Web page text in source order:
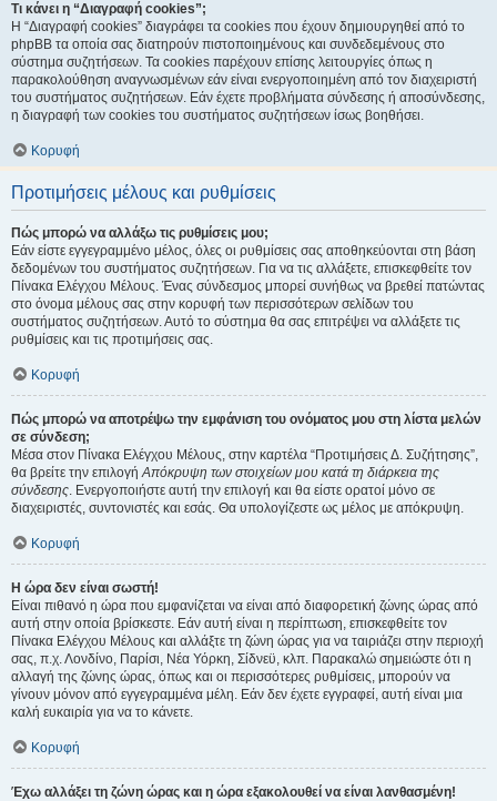
Τι κάνει η “Διαγραφή cookies”;
Η “Διαγραφή cookies” διαγράφει τα cookies που έχουν δημιουργηθεί από το
phpBB τα οποία σας διατηρούν πιστοποιημένους και συνδεδεμένους στο
σύστημα συζητήσεων. Τα cookies παρέχουν επίσης λειτουργίες όπως η
παρακολούθηση αναγνωσμένων εάν είναι ενεργοποιημένη από τον διαχειριστή
του συστήματος συζητήσεων. Εάν έχετε προβλήματα σύνδεσης ή αποσύνδεσης,
η διαγραφή των cookies του συστήματος συζητήσεων ίσως βοηθήσει.
Κορυφή
Προτιμήσεις μέλους και ρυθμίσεις
Πώς μπορώ να αλλάξω τις ρυθμίσεις μου;
Εάν είστε εγγεγραμμένο μέλος, όλες οι ρυθμίσεις σας αποθηκεύονται στη βάση
δεδομένων του συστήματος συζητήσεων. Για να τις αλλάξετε, επισκεφθείτε τον
Πίνακα Ελέγχου Μέλους. Ένας σύνδεσμος μπορεί συνήθως να βρεθεί πατώντας
στο όνομα μέλους σας στην κορυφή των περισσότερων σελίδων του
συστήματος συζητήσεων. Αυτό το σύστημα θα σας επιτρέψει να αλλάξετε τις
ρυθμίσεις και τις προτιμήσεις σας.
Κορυφή
Πώς μπορώ να αποτρέψω την εμφάνιση του ονόματος μου στη λίστα μελών
σε σύνδεση;
Μέσα στον Πίνακα Ελέγχου Μέλους, στην καρτέλα “Προτιμήσεις Δ. Συζήτησης”,
θα βρείτε την επιλογήΑπόκρυψη των στοιχείων μου κατά τη διάρκεια της
σύνδεσης. Ενεργοποιήστε αυτή την επιλογή και θα είστε ορατοί μόνο σε
διαχειριστές, συντονιστές και εσάς. Θα υπολογίζεστε ως μέλος με απόκρυψη.
Κορυφή
Η ώρα δεν είναι σωστή!
Είναι πιθανό η ώρα που εμφανίζεται να είναι από διαφορετική ζώνης ώρας από
αυτή στην οποία βρίσκεστε. Εάν αυτή είναι η περίπτωση, επισκεφθείτε τον
Πίνακα Ελέγχου Μέλους και αλλάξτε τη ζώνη ώρας για να ταιριάζει στην περιοχή
σας, π.χ. Λονδίνο, Παρίσι, Νέα Υόρκη, Σίδνεϋ, κλπ. Παρακαλώ σημειώστε ότι η
αλλαγή της ζώνης ώρας, όπως και οι περισσότερες ρυθμίσεις, μπορούν να
γίνουν μόνον από εγγεγραμμένα μέλη. Εάν δεν έχετε εγγραφεί, αυτή είναι μια
καλή ευκαιρία για να το κάνετε.
Κορυφή
Έχω αλλάξει τη ζώνη ώρας και η ώρα εξακολουθεί να είναι λανθασμένη!